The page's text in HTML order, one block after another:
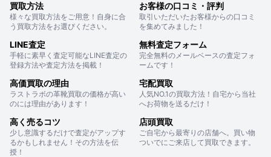
買取方法
様々な買取方法をご用意！自身に合
う買取方法をお選びください。
お客様の口コミ・評判
取引いただいたお客様からの口コミ
を集めてみました！
LINE査定
手軽に素早く査定可能なLINE査定の
登録方法や査定方法を掲載！
無料査定フォーム
完全無料のメールベースの査定フォ
ームです！
高価買取の理由
ラストラボの革靴買取の価格が高い
のには理由があります！
宅配買取
人気NO.1の買取方法！自宅から当社
へお荷物を送るだけ！
高く売るコツ
少し意識するだけで査定がアップす
るかもしれません！その方法を伝
授！
店頭買取
ご自宅から最寄りの店舗へ。買い物
ついでにご来店して買取できます。